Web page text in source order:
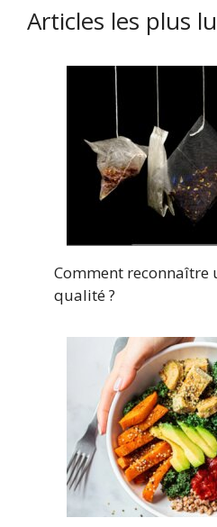
Articles les plus
Comment reconnaître
qualité ?